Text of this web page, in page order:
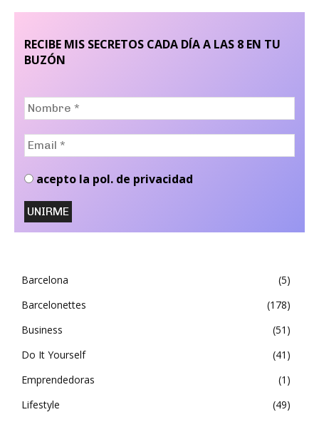
RECIBE MIS SECRETOS CADA DÍA A LAS 8 EN TU
BUZÓN
Nombre
Email
acepto la pol. de privacidad
Barcelona
5
Barcelonettes
178
Business
51
Do It Yourself
41
Emprendedoras
1
Lifestyle
49